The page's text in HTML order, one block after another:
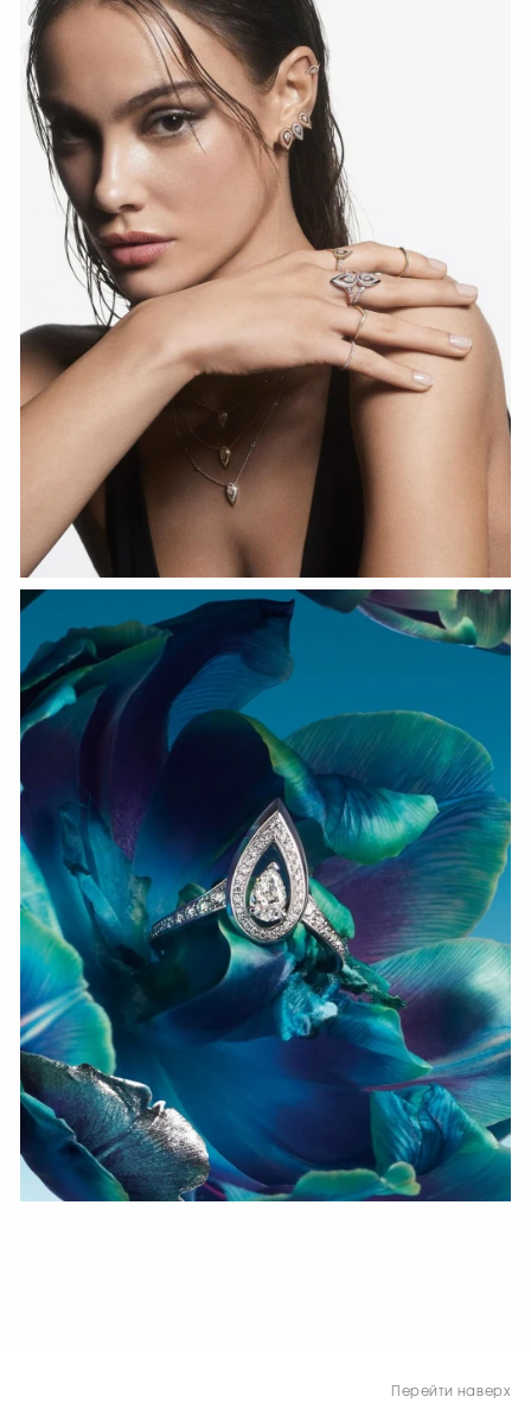
Fiery Diamond Pave Wedding Ring
СМОТРЕТЬ СЕЙЧАС
СМОТРЕТЬ СЕЙЧАС
Перейти наверх